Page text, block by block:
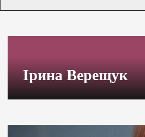
Ірина Верещук